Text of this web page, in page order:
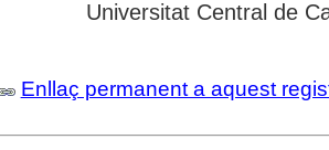
Universitat Central de
Enllaç permanent a aquest